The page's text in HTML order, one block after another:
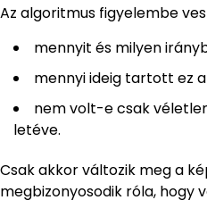
Az algoritmus figyelembe
mennyit és milyen
mennyi ideig tartott ez
nem volt-e csak
letéve.
Csak akkor változik meg a
megbizonyosodik róla, hogy